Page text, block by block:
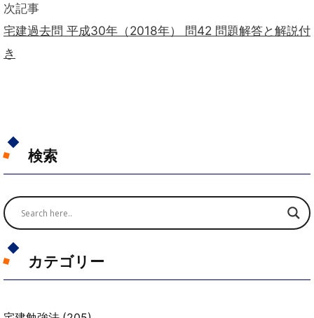
次記事
宅建過去問 平成30年（2018年） 問42 問題解答と解説付
き
検索
カテゴリー